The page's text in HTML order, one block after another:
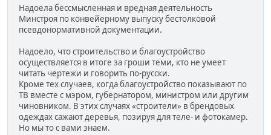
Надоела бессмысленная и вредная деятельность
Минстроя по конвейерному выпуску бестолковой
псевдонормативной документации.
Надоело, что строительство и благоустройство
осуществляется в итоге за гроши теми, кто не умеет
читать чертежи и говорить по-русски.
Кроме тех случаев, когда благоустройство показывают по
ТВ вместе с мэром, губернатором, министром или другим
чиновником. В этих случаях «строители» в брендовых
одеждах сажают деревья, позируя для теле- и фотокамер.
Но мы то с вами знаем.